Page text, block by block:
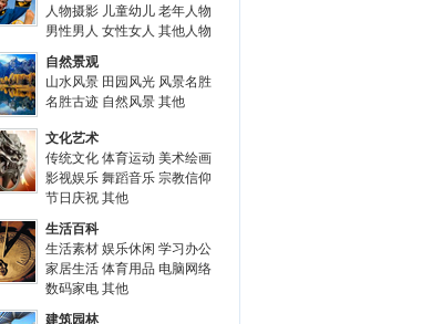
人物摄影 儿童幼儿 老年人物
男性男人 女性女人 其他人物
自然景观
山水风景 田园风光 风景名胜
名胜古迹 自然风景 其他
文化艺术
传统文化 体育运动 美术绘画
影视娱乐 舞蹈音乐 宗教信仰
节日庆祝 其他
生活百科
生活素材 娱乐休闲 学习办公
家居生活 体育用品 电脑网络
数码家电 其他
建筑园林